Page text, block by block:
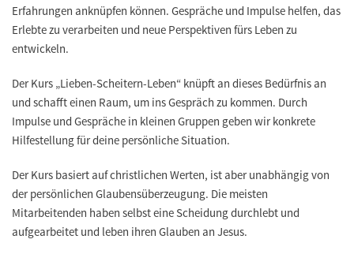
Erfahrungen anknüpfen können. Gespräche und Impulse helfen, das
Erlebte zu verarbeiten und neue Perspektiven fürs Leben zu
entwickeln.
Der Kurs „Lieben-Scheitern-Leben“ knüpft an dieses Bedürfnis an
und schafft einen Raum, um ins Gespräch zu kommen. Durch
Impulse und Gespräche in kleinen Gruppen geben wir konkrete
Hilfestellung für deine persönliche Situation.
Der Kurs basiert auf christlichen Werten, ist aber unabhängig von
der persönlichen Glaubensüberzeugung. Die meisten
Mitarbeitenden haben selbst eine Scheidung durchlebt und
aufgearbeitet und leben ihren Glauben an Jesus.